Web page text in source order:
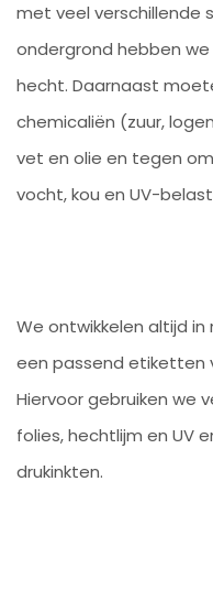
met veel verschillende
ondergrond hebben
hecht. Daarnaast
chemicaliën (zuur,
vet en olie en tegen
vocht, kou en UV-
We ontwikkelen altijd
een passend etiketten
Hiervoor gebruiken we
folies, hechtlijm en UV
drukinkten.